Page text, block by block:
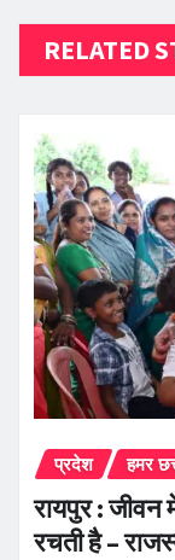
RELATED
प्रदेश हमर
रायपुर : जीवन
रचती है –